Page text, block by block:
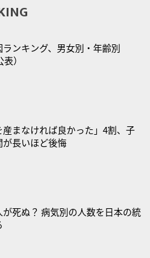
ランキング、男女別・年齢別
）
産まなければ良かった」4割、子
が長いほど後悔
が死ぬ？ 病気別の人数を日本の統